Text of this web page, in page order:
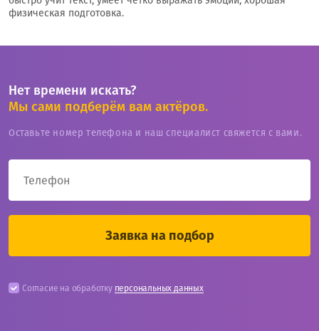
физическая подготовка.
Нет времени искать?
Мы сами подберём вам актёров.
Оставьте номер телефона и наш специалист свяжется с вами.
Согласие на обработку персональных данных